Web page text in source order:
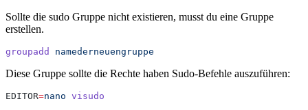
Sollte die sudo Gruppe nicht existieren, musst du eine Gruppe
erstellen.
groupadd namederneuengruppe
Diese Gruppe sollte die Rechte haben Sudo-Befehle auszuführen:
EDITOR=nano visudo